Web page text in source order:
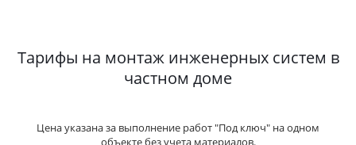
Тарифы на монтаж инженерных систем в
частном доме
Цена указана за выполнение работ "Под ключ" на одном
объекте без учета материалов.